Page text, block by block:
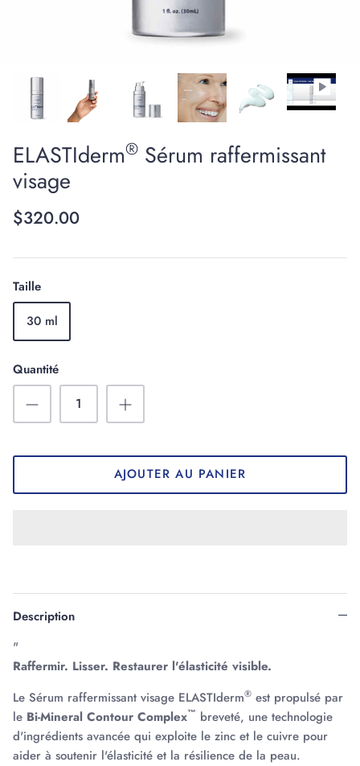
Innovation scientifique
ELASTIderm® Sérum raffermissant
visage
$320.00
Taille
30 ml
Quantité
AJOUTER AU PANIER
Description
"
Raffermir. Lisser. Restaurer l'élasticité visible.
Le Sérum raffermissant visage ELASTIderm® est propulsé par
le Bi-Mineral Contour Complex™ breveté, une technologie
d'ingrédients avancée qui exploite le zinc et le cuivre pour
aider à soutenir l'élasticité et la résilience de la peau.